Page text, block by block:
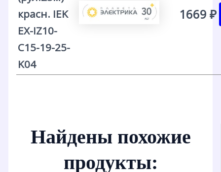
красн. IEK
EX-IZ10-
C15-19-25-
K04
1669 ₽
Найдены похожие
продукты: